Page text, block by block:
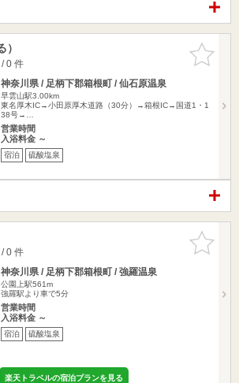
お気に入
りに追加
0 件
神奈川県 / 足柄下郡箱根町 / 仙石原温泉
早雲山駅3.00km
東名厚木IC→小田原厚木道路（30分）→箱根IC→国道1・1
38号→…
営業時間
入浴料金 ～
宿泊 硫酸塩泉
お気に入
りに追加
0 件
神奈川県 / 足柄下郡箱根町 / 強羅温泉
公園上駅561m
強羅駅より車で5分
営業時間
入浴料金 ～
宿泊 硫酸塩泉
楽天トラベルの宿泊プランを見る